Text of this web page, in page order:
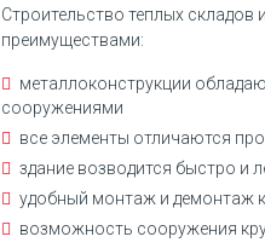
Строительство теплых
преимуществами:
металлоконструкции
сооружениями
все элементы отличаются
здание возводится быстро и
удобный монтаж и демонтаж
возможность сооружения
Ветер - 23 кг/кв.м
Огнестойкость - R15
менеджера (жмите
"заказать")
ЗАКАЗАТЬ
ВСЕ ПРЕДЛОЖЕНИЯ